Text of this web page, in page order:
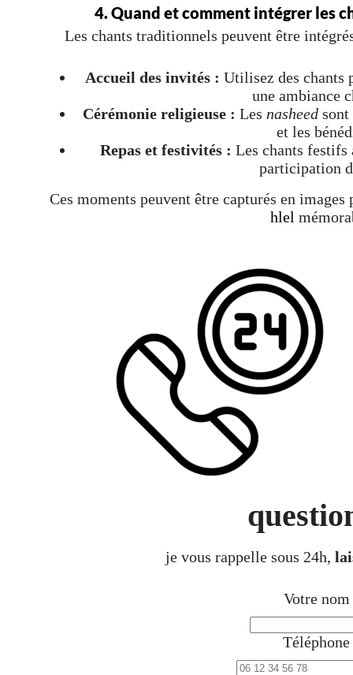
4. Quand et comment intégrer les
Les chants traditionnels peuvent être
Accueil des invités : Utilisez des chants
une ambiance
Cérémonie religieuse : Les nasheedsont
et les
Repas et festivités : Les chants festifs
participation
Ces moments peuvent être capturés en
hlel
je vous rappelle sous 24h,
Votre nom
Téléphone